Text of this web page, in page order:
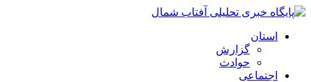
استان
گزارش
حوادث
اجتماعی